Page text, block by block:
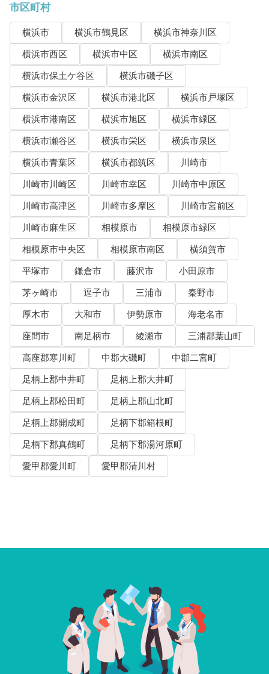
市区町村
横浜市 横浜市鶴見区
横浜市神奈川区
横浜市西区
横浜市中区
横浜市南区
横浜市保土ケ谷区
横浜市磯子区
横浜市金沢区
横浜市港北区
横浜市戸塚区
横浜市港南区
横浜市旭区
横浜市緑区
横浜市瀬谷区
横浜市栄区
横浜市泉区
横浜市青葉区
横浜市都筑区
川崎市
川崎市川崎区
川崎市幸区
川崎市中原区
川崎市高津区
川崎市多摩区
川崎市宮前区
川崎市麻生区
相模原市
相模原市緑区
相模原市中央区
相模原市南区
横須賀市
平塚市
鎌倉市 藤沢市
小田原市
茅ヶ崎市
逗子市 三浦市
秦野市
厚木市
大和市 伊勢原市
海老名市
座間市
南足柄市 綾瀬市
三浦郡葉山町
高座郡寒川町
中郡大磯町
中郡二宮町
足柄上郡中井町
足柄上郡大井町
足柄上郡松田町
足柄上郡山北町
足柄上郡開成町
足柄下郡箱根町
足柄下郡真鶴町
足柄下郡湯河原町
愛甲郡愛川町
愛甲郡清川村